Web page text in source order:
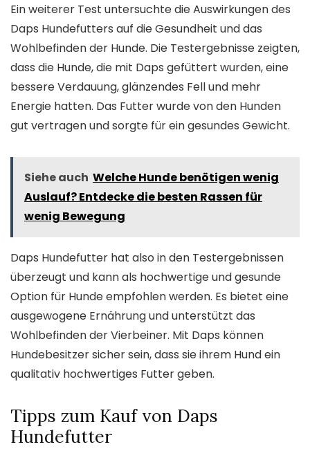
Ein weiterer Test untersuchte die Auswirkungen des
Daps Hundefutters auf die Gesundheit und das
Wohlbefinden der Hunde. Die Testergebnisse zeigten,
dass die Hunde, die mit Daps gefüttert wurden, eine
bessere Verdauung, glänzendes Fell und mehr
Energie hatten. Das Futter wurde von den Hunden
gut vertragen und sorgte für ein gesundes Gewicht.
Siehe auch Welche Hunde benötigen wenig
Auslauf? Entdecke die besten Rassen für
wenig Bewegung
Daps Hundefutter hat also in den Testergebnissen
überzeugt und kann als hochwertige und gesunde
Option für Hunde empfohlen werden. Es bietet eine
ausgewogene Ernährung und unterstützt das
Wohlbefinden der Vierbeiner. Mit Daps können
Hundebesitzer sicher sein, dass sie ihrem Hund ein
qualitativ hochwertiges Futter geben.
Tipps zum Kauf von Daps
Hundefutter